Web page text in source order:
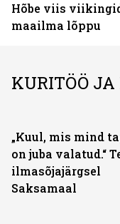
Hõbe viis
maailma lõppu
KURITÖÖ
„Kuul, mis mind
on juba valatud.“
ilmasõjajärgsel
Saksamaal